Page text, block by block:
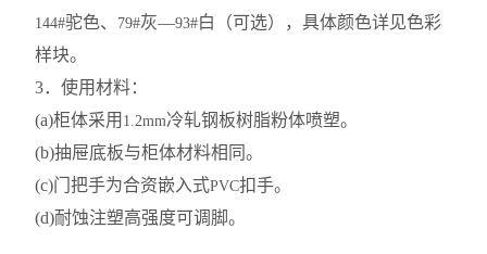
144#驼色、 79#灰—93#白（可选），具体颜色详见色彩
样块。
3．使用材料：
(a)柜体采用 1.2mm冷轧钢板树脂粉体喷塑。
(b)抽屉底板与柜体材料相同。
(c)门把手为合资嵌入式PVC扣手。
(d)耐蚀注塑高强度可调脚。